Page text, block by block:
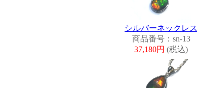
シルバーネックレス
商品番号：sn-13
37,180円 (税込)